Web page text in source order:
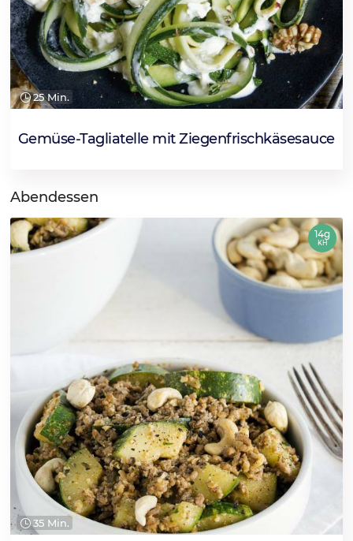
25 Min.
Gemüse-Tagliatelle mit Ziegenfrischkäsesauce
Abendessen
35 Min.
14g
KH